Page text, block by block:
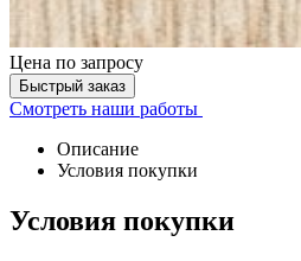
Цена по запросу
Быстрый заказ
Смотреть наши работы
Описание
Условия покупки
Условия покупки